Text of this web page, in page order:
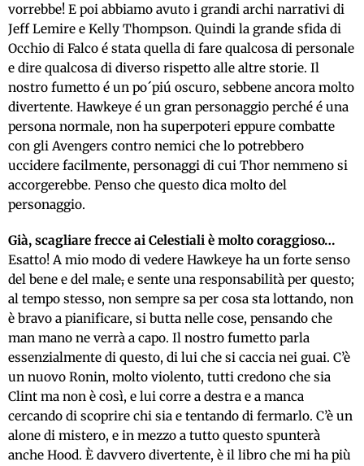
vorrebbe! E poi abbiamo avuto i grandi archi narrativi di
Jeff Lemire e Kelly Thompson. Quindi la grande sfida di
Occhio di Falco é stata quella di fare qualcosa di personale
e dire qualcosa di diverso rispetto alle altre storie. Il
nostro fumetto é un po´piú oscuro, sebbene ancora molto
divertente. Hawkeye é un gran personaggio perché é una
persona normale, non ha superpoteri eppure combatte
con gli Avengers contro nemici che lo potrebbero
uccidere facilmente, personaggi di cui Thor nemmeno si
accorgerebbe. Penso che questo dica molto del
personaggio.
Già, scagliare frecce ai Celestiali è molto coraggioso…
Esatto! A mio modo di vedere Hawkeye ha un forte senso
del bene e del male, e sente una responsabilità per questo;
al tempo stesso, non sempre sa per cosa sta lottando, non
è bravo a pianificare, si butta nelle cose, pensando che
man mano ne verrà a capo. Il nostro fumetto parla
essenzialmente di questo, di lui che si caccia nei guai. C’è
un nuovo Ronin, molto violento, tutti credono che sia
Clint ma non è così, e lui corre a destra e a manca
cercando di scoprire chi sia e tentando di fermarlo. C’è un
alone di mistero, e in mezzo a tutto questo spunterà
anche Hood. È davvero divertente, è il libro che mi ha più